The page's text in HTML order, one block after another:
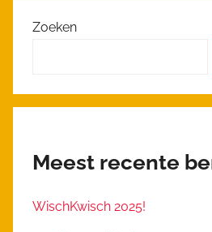
Zoeken
Meest recente
WischKwisch 2025!